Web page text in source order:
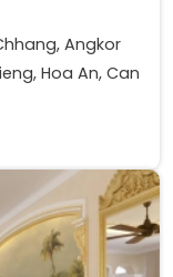
Angkor
Hoa An, Can